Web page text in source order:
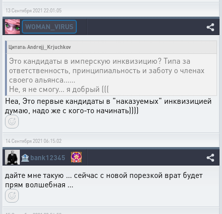
13 Сентября 2021 22:01:05
WOMAN_VIRUS
Цитата: Andrejj_Krjuchkov
Это кандидаты в имперскую инквизицию? Типа за
ответственность, принципиальность и заботу о членах
своего альянса......
Не, я не смогу... я добрый (((
Неа, Это первые кандидаты в "наказуемых" инквизицией
думаю, надо же с кого-то начинать))))
14 Сентября 2021 06:15:02
🏦 bank12345
дайте мне такую ... сейчас с новой порезкой врат будет
прям волшебная ...